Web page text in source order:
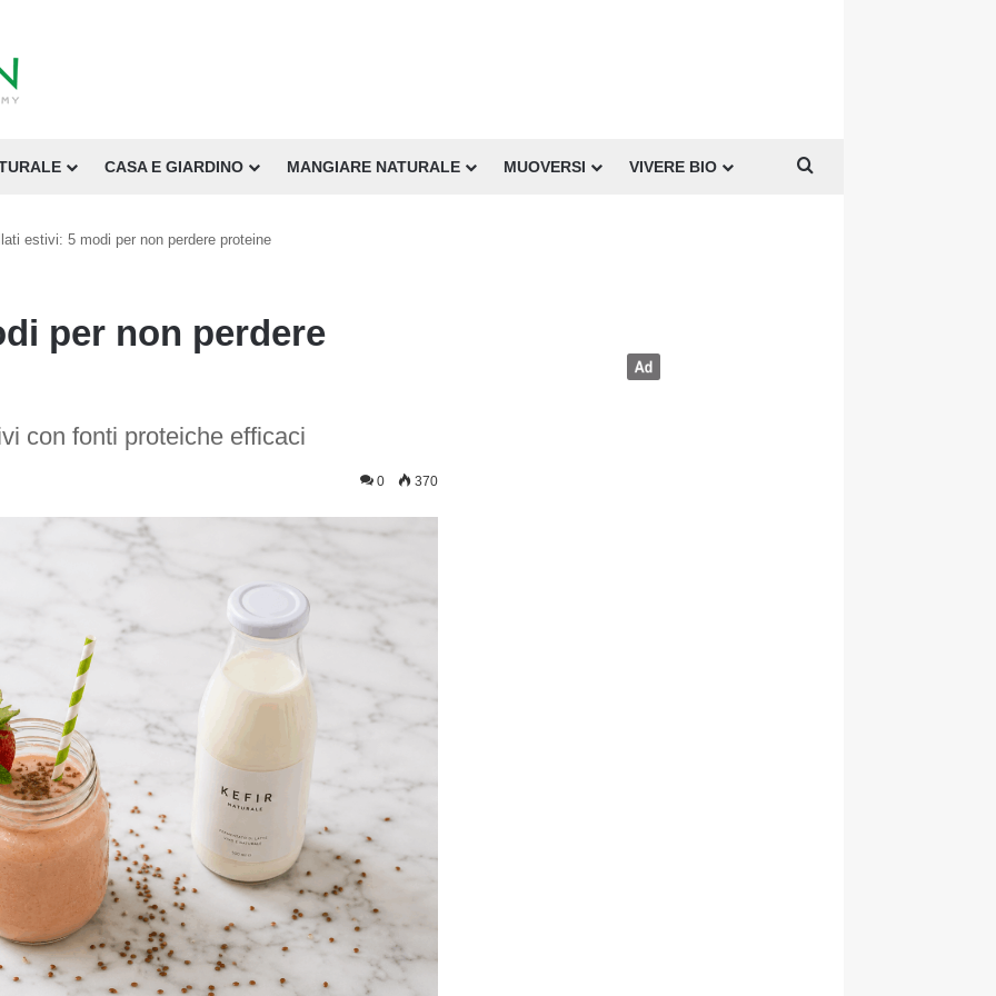
CASA E GIARDINO MANGIARE NATURALE MUOVERSI VIVERE BIO
estivi: 5 modi per non perdere proteine
per non perdere
con fonti proteiche efficaci
0 370